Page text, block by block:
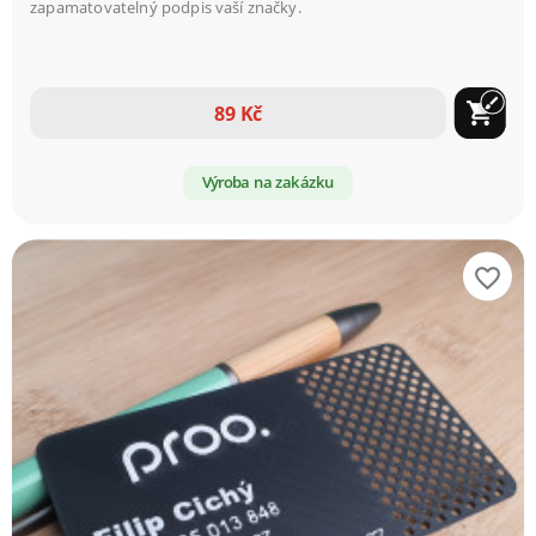
zapamatovatelný podpis vaší značky.
89 Kč shopping_cart
brush
Výroba na zakázku
favorite_border